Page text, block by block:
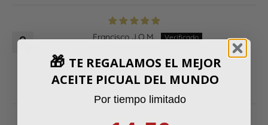
Francisco J.O.M.
Perfecto
.
🎁 TE REGALAMOS EL MEJOR
ACEITE PICUAL DEL MUNDO
Por tiempo limitado